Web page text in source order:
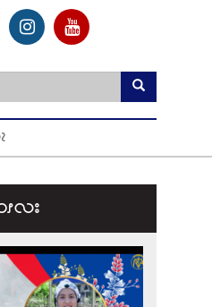
လး